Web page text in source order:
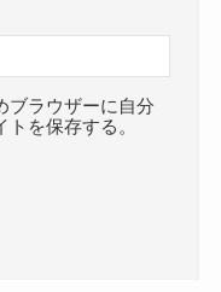
ブラウザーに自分
を保存する。